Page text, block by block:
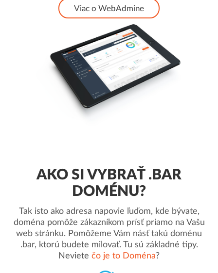
Viac o WebAdmine
AKO SI VYBRAŤ .BAR
DOMÉNU?
Tak isto ako adresa napovie ľuďom, kde bývate,
doména pomôže zákazníkom prísť priamo na Vašu
web stránku. Pomôžeme Vám násť takú doménu
.bar, ktorú budete milovať. Tu sú základné tipy.
Neviete čo je to Doména?